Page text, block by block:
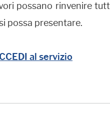
possano rinvenire
possa presentare.
al servizio